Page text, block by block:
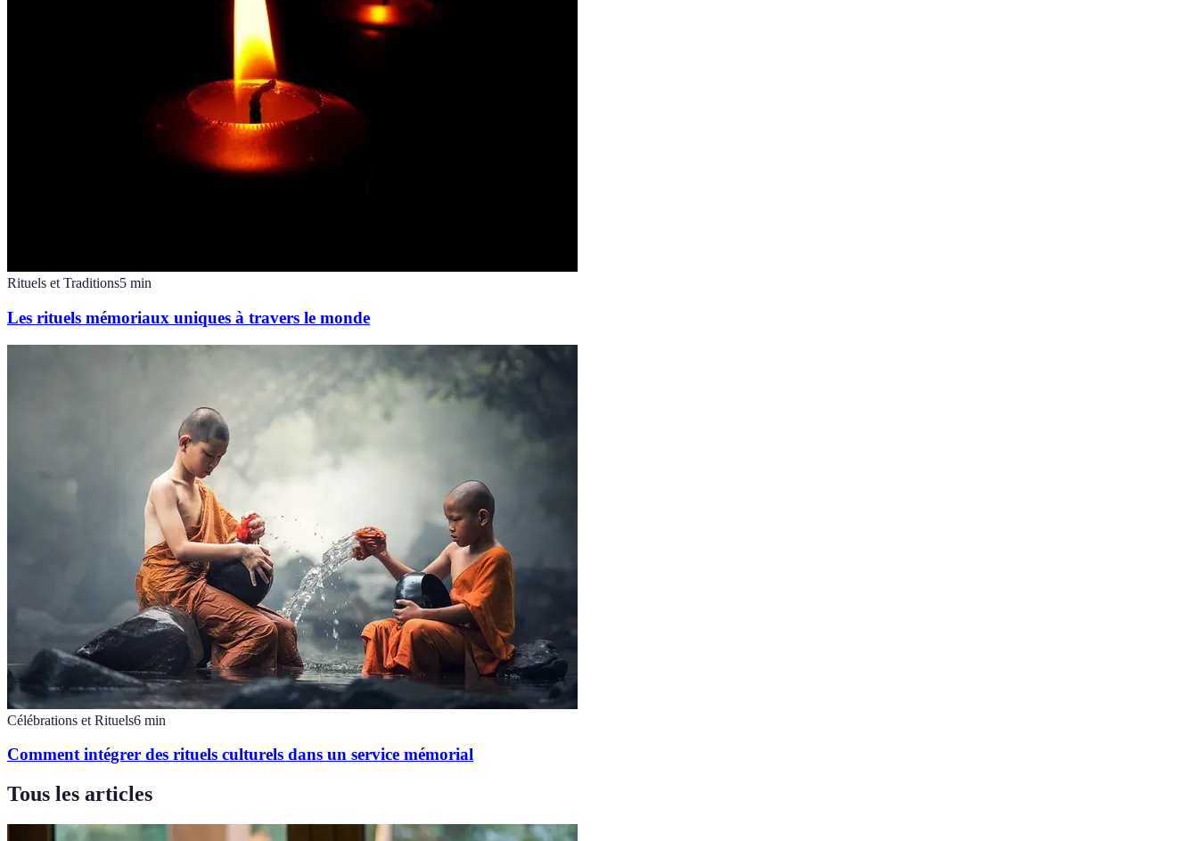
Rituels et Traditions5 min
Les rituels mémoriaux uniques à travers le monde
Célébrations et Rituels6 min
Comment intégrer des rituels culturels dans un service mémorial
Tous les articles